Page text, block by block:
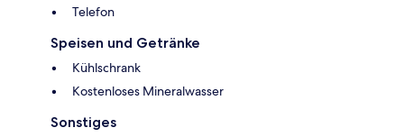
Telefon
Speisen und Getränke
Kühlschrank
Kostenloses Mineralwasser
Sonstiges